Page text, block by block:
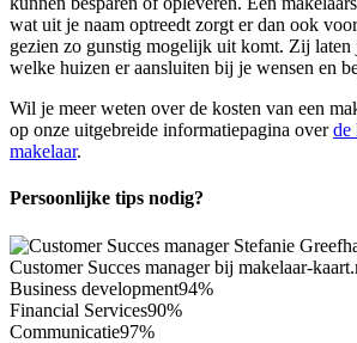
wat uit je naam optreedt zorgt er dan ook
gezien zo gunstig mogelijk uit komt. Zij laten
welke huizen er aansluiten bij je wensen en
Wil je meer weten over de kosten van een
op onze uitgebreide informatiepagina overde
makelaar.
Persoonlijke tips nodig?
Customer Succes manager bij makelaar-
Business development94%
Financial Services90%
Communicatie97%